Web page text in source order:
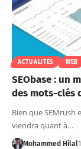
ACTUALITÉS WEB
SEObase : un
des mots-clés
Bien que SEMrush
viendra quant à…
Mohammed Hilal